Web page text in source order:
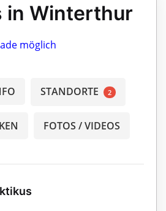
in Winterthur
möglich
STANDORTE 2
FOTOS / VIDEOS